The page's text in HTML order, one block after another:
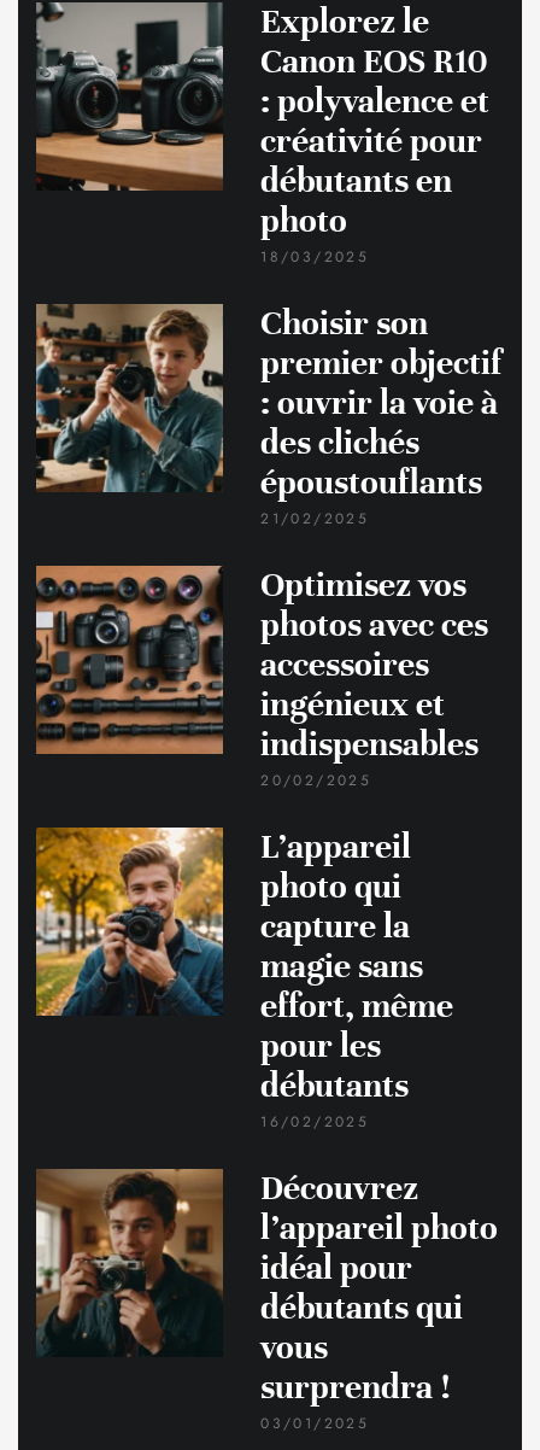
Explorez le
Canon EOS R10
: polyvalence et
créativité pour
débutants en
photo
18/03/2025
Choisir son
premier objectif
: ouvrir la voie à
des clichés
époustouflants
21/02/2025
Optimisez vos
photos avec ces
accessoires
ingénieux et
indispensables
20/02/2025
L’appareil
photo qui
capture la
magie sans
effort, même
pour les
débutants
16/02/2025
Découvrez
l’appareil photo
idéal pour
débutants qui
vous
surprendra !
03/01/2025